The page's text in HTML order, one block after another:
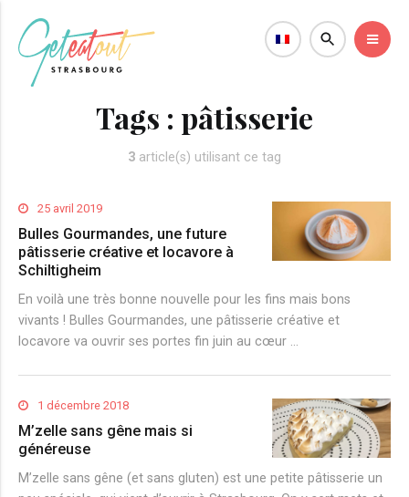
Tags : pâtisserie
3 article(s) utilisant ce tag
25 avril 2019
Bulles Gourmandes, une future
pâtisserie créative et locavore à
Schiltigheim
En voilà une très bonne nouvelle pour les fins mais bons
vivants ! Bulles Gourmandes, une pâtisserie créative et
locavore va ouvrir ses portes fin juin au cœur …
1 décembre 2018
M’zelle sans gêne mais si
généreuse
M’zelle sans gêne (et sans gluten) est une petite pâtisserie un